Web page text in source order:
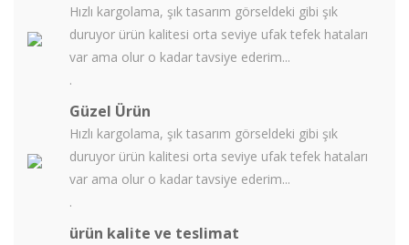
Hızlı kargolama, şık tasarım görseldeki gibi şık
duruyor ürün kalitesi orta seviye ufak tefek hataları
var ama olur o kadar tavsiye ederim...
.
Güzel Ürün
Hızlı kargolama, şık tasarım görseldeki gibi şık
duruyor ürün kalitesi orta seviye ufak tefek hataları
var ama olur o kadar tavsiye ederim...
.
ürün kalite ve teslimat